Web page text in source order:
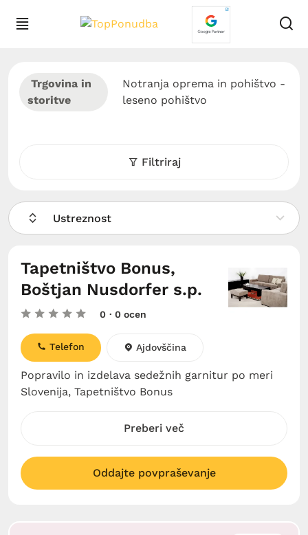
Trgovina in
storitve
Notranja oprema in pohištvo -
leseno pohištvo
Filtriraj
Ustreznost
Tapetništvo Bonus,
Boštjan Nusdorfer s.p.
0 · 0 ocen
Popravilo in izdelava sedežnih garnitur po meri
Slovenija, Tapetništvo Bonus
Telefon Ajdovščina
Preberi več
Oddajte povpraševanje